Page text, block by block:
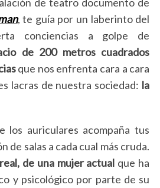
, te guía por un laberinto del
conciencias a golpe de
de 200 metros cuadrados
que nos enfrenta cara a cara
lacras de nuestra sociedad: la
los auriculares acompaña tus
de salas a cada cual más cruda.
de una mujer actual que ha
y psicológico por parte de su